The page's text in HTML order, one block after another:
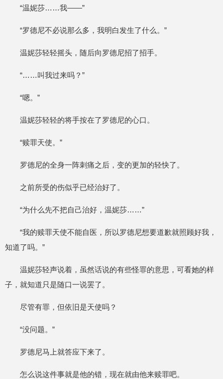
“温妮莎……我——”
“罗德尼不必说那么多，我明白发生了什么。”
温妮莎轻轻摇头，随后向罗德尼招了招手。
“……叫我过来吗？”
“嗯。”
温妮莎轻轻的将手按在了罗德尼的心口。
“赎罪天使。”
罗德尼的全身一阵刺痛之后，变的更加的轻快了。
之前所受的伤似乎已经治好了。
“为什么先不把自己治好，温妮莎……”
“我的赎罪天使不能自医，所以罗德尼想要道歉就照顾好我，
知道了吗。”
温妮莎轻声说着，虽然话说的有些怪罪的意思，可看她的样
子，就知道只是随口一说罢了。
尽管有罪，但依旧是天使吗？
“没问题。”
罗德尼马上就答应下来了。
怎么说这件事就是他的错，现在就由他来赎罪吧。